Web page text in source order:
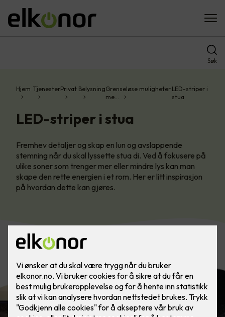
Søk
Hjem TjenesterPrivat BelysningGrenseløse muligheter
me…
LED-striper i
stua
LED-striper i stua
Fremhev detaljer og skap en lun og avslappende
stemning når du skal lyssette stua di. Ved å fokusere på
ulike soner som trenger mer eller mindre lys kan man
skape den rette energien i et rom. Her er litt inspirasjon
på hvordan dette kan gjøres.
Grenseløs belysning med LED-striper